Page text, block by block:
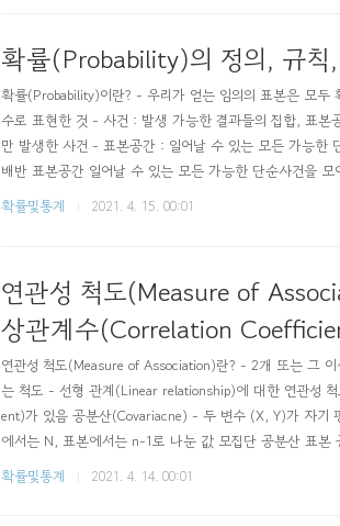
확률(Probability)의 정의, 규
확률(Probability)이란? - 우리가 얻는 임의의 표본은 모
수로 표현한 것 - 사건 : 발생 가능한 결과들의 집합, 표
만 발생한 사건 - 표본공간 : 일어날 수 있는 모든 가능한
배반 표본공간 일어날 수 있는 모든 가능한 단순사건을
한 표본공간 → {앞면, 뒷면} 예시2) 전구의 수명시간에
확률및통계 2021. 4. 15. 00:01
연관성 척도(Measure of
상관계수(Correlation
연관성 척도(Measure of Association)란? - 2개 또는 그
는 척도 - 선형 관계(Linear relationship)에 대한 연관성
ent)가 있음 공분산(Covariacne) - 두 변수 (X, Y)가 자기
에서는 N, 표본에서는 n-1로 나눈 값 모집단 공분산 표
(크기, magnitude)하는 지를 나타냄 공분산 속성 x와 y는
확률및통계 2021. 4. 14. 00:01